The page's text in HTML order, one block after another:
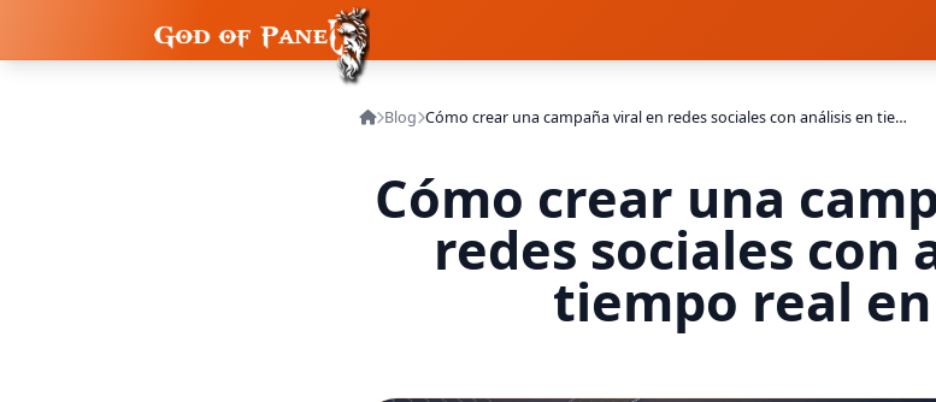
Blog Cómo crear una campaña viral en redes sociales con análisis en tiempo real en 2025
Cómo crear una
redes sociales con
tiempo real en